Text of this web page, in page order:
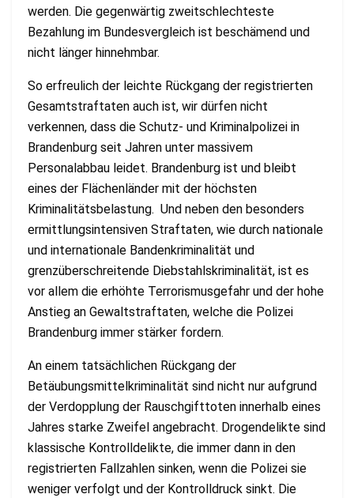
werden. Die gegenwärtig zweitschlechteste
Bezahlung im Bundesvergleich ist beschämend und
nicht länger hinnehmbar.
So erfreulich der leichte Rückgang der registrierten
Gesamtstraftaten auch ist, wir dürfen nicht
verkennen, dass die Schutz- und Kriminalpolizei in
Brandenburg seit Jahren unter massivem
Personalabbau leidet. Brandenburg ist und bleibt
eines der Flächenländer mit der höchsten
Kriminalitätsbelastung. Und neben den besonders
ermittlungsintensiven Straftaten, wie durch nationale
und internationale Bandenkriminalität und
grenzüberschreitende Diebstahlskriminalität, ist es
vor allem die erhöhte Terrorismusgefahr und der hohe
Anstieg an Gewaltstraftaten, welche die Polizei
Brandenburg immer stärker fordern.
An einem tatsächlichen Rückgang der
Betäubungsmittelkriminalität sind nicht nur aufgrund
der Verdopplung der Rauschgifttoten innerhalb eines
Jahres starke Zweifel angebracht. Drogendelikte sind
klassische Kontrolldelikte, die immer dann in den
registrierten Fallzahlen sinken, wenn die Polizei sie
weniger verfolgt und der Kontrolldruck sinkt. Die